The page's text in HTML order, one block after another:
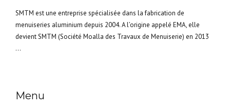
SMTM est une entreprise spécialisée dans la fabrication de
menuiseries aluminium depuis 2004. A l’origine appelé EMA, elle
devient SMTM (Société Moalla des Travaux de Menuiserie) en 2013
...
Menu